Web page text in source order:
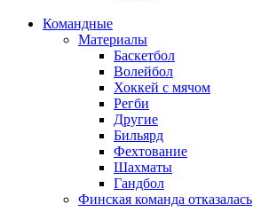
Командные
Материалы
Баскетбол
Волейбол
Хоккей с мячом
Регби
Другие
Бильярд
Фехтование
Шахматы
Гандбол
Финская команда отказалась